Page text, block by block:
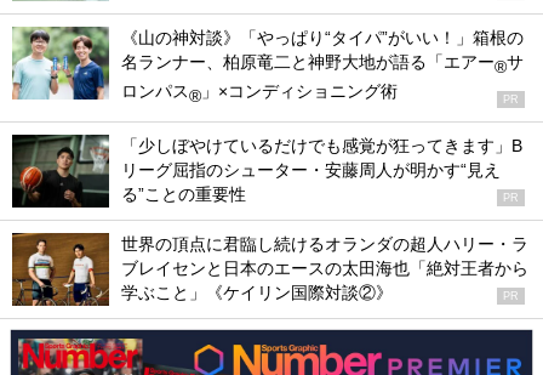
《山の神対談》「やっぱり“タイパ”がいい！」箱根の
名ランナー、柏原竜二と神野大地が語る「エアー®サ
ロンパス® 」×コンディショニング術 PR
「少しぼやけているだけでも感覚が狂ってきます」B
リーグ屈指のシューター・安藤周人が明かす“見え
る”ことの重要性
PR
世界の頂点に君臨し続けるオランダの超人ハリー・ラ
ブレイセンと日本のエースの太田海也「絶対王者から
学ぶこと」《ケイリン国際対談②》
PR